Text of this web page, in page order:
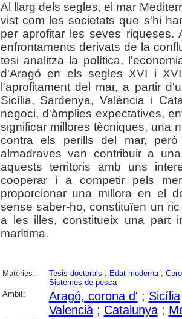
Al llarg dels segles, el mar
vist com les societats que s'hi
per aprofitar les seves riqueses.
enfrontaments derivats de la
tesi analitza la política,
d'Aragó en els segles XVI i
l'aprofitament del mar, a partir
Sicília, Sardenya, València i
negoci, d'àmplies expectatives,
significar millores tècniques, una
contra els perills del mar,
almadraves van contribuir a
aquests territoris amb uns
cooperar i a competir pels
proporcionar una millora en el
sense saber-ho, constituïen un
a les illes, constitueix una part
marítima.
Matèries: Tesis doctorals ; Edat moderna;
Sistemes de pesca
Àmbit:
Aragó, corona d' ; Sicília
Valencià; Catalunya;